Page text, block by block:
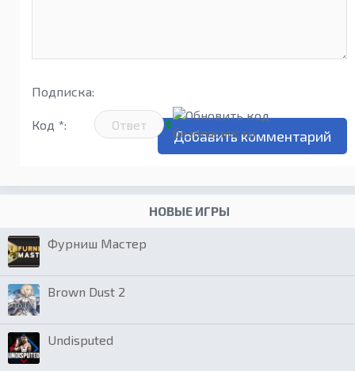
Подписка:
Код *:
НОВЫЕ ИГРЫ
Фурниш Мастер
Brown Dust 2
Undisputed